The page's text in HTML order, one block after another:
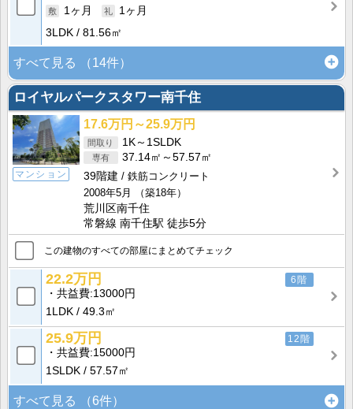
1ヶ月
1ヶ月
3LDK
81.56㎡
すべて見る （14件）
ロイヤルパークスタワー南千住
マンション
17.6万円～25.9万円
1K～1SLDK
37.14㎡～57.57㎡
39階建
鉄筋コンクリート
2008年5月
（築18年）
荒川区南千住
常磐線 南千住駅 徒歩5分
この建物のすべての部屋にまとめてチェック
6階
22.2万円
共益費 13000円
1LDK
49.3㎡
12階
25.9万円
共益費 15000円
1SLDK
57.57㎡
すべて見る （6件）